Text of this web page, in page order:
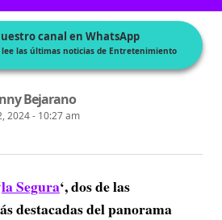
canal en WhatsApp
lee las últimas noticias de Entretenimiento
Bejarano
2024 - 10:27 am
la Segura‘, dos de las
destacadas del panorama